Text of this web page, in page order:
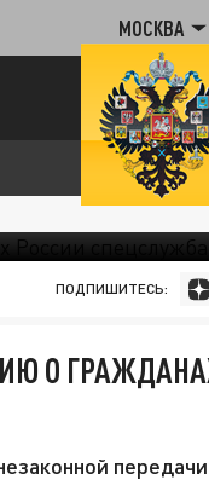
МОСКВА
ПОДПИШИТЕСЬ:
О